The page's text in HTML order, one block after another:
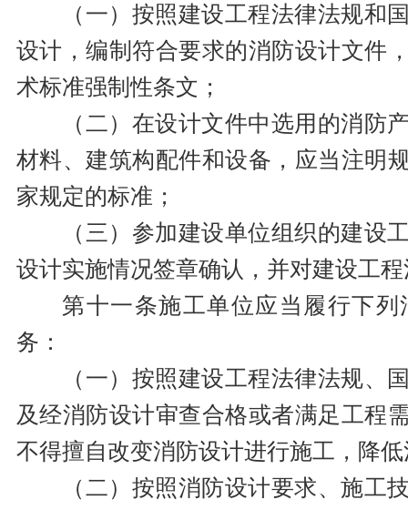
（一）按照建设工程法律法规和
设计，编制符合要求的消防设计文件
术标准强制性条文；
（二）在设计文件中选用的消防
材料、建筑构配件和设备，应当注明
家规定的标准；
（三）参加建设单位组织的建设
设计实施情况签章确认，并对建设工
第十一条施工单位应当履行下
务：
（一）按照建设工程法律法规、
及经消防设计审查合格或者满足工程
不得擅自改变消防设计进行施工，降
（二）按照消防设计要求、施工